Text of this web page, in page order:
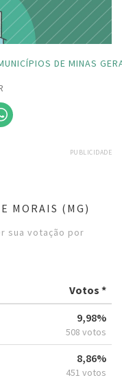
DE MINAS
PUBLICIDADE
MORAIS (MG)
sua votação por
Votos *
9,98%
508 votos
8,86%
451 votos